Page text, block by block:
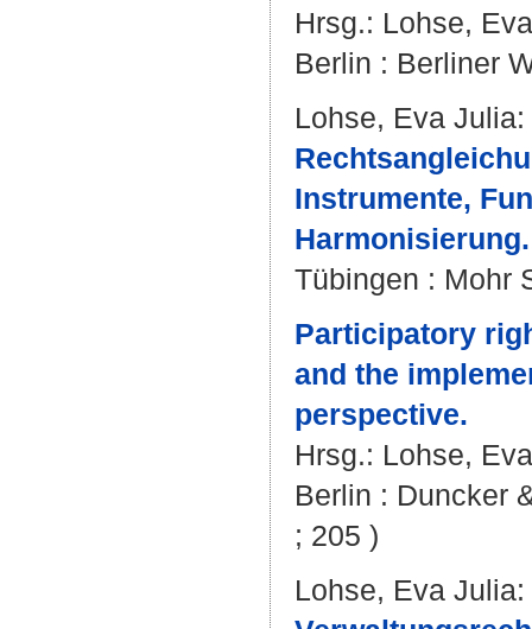
Hrsg.: Lohse,
Berlin : Berliner
Lohse, Eva Julia:
Instrumente,
Harmonisierung.
Tübingen : Mohr
Participatory
and the
perspective.
Hrsg.: Lohse,
Berlin : Duncker
; 205 )
Lohse, Eva Julia: